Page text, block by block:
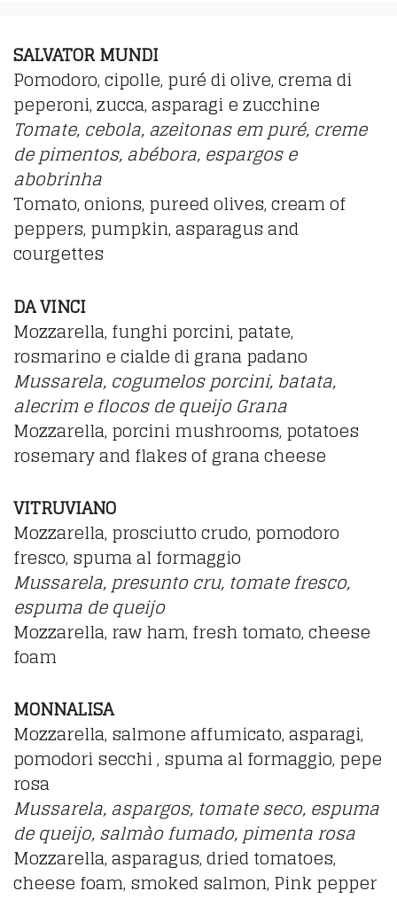
SALVATOR MUNDI
Pomodoro, cipolle, puré di olive, crema di
peperoni, zucca, asparagi e zucchine
Tomate, cebola, azeitonas em puré, creme
de pimentos, abébora, espargos e
abobrinha
Tomato, onions, pureed olives, cream of
peppers, pumpkin, asparagus and
courgettes
DA VINCI
Mozzarella, funghi porcini, patate,
rosmarino e cialde di grana padano
Mussarela, cogumelos porcini, batata,
alecrim e flocos de queijo Grana
Mozzarella, porcini mushrooms, potatoes
rosemary and flakes of grana cheese
VITRUVIANO
Mozzarella, prosciutto crudo, pomodoro
fresco, spuma al formaggio
Mussarela, presunto cru, tomate fresco,
espuma de queijo
Mozzarella, raw ham, fresh tomato, cheese
foam
MONNALISA
Mozzarella, salmone affumicato, asparagi,
pomodori secchi , spuma al formaggio, pepe
rosa
Mussarela, aspargos, tomate seco, espuma
de queijo, salmào fumado, pimenta rosa
Mozzarella, asparagus, dried tomatoes,
cheese foam, smoked salmon, Pink pepper